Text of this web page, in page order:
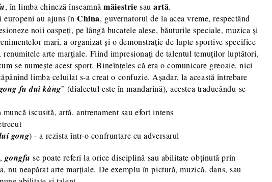
, în limba chineză înseamnămăiestrie sauartă.
europeni au ajuns înChina, guvernatorul de la acea vreme, respectând
noii oaspeți, pe lângă bucatele alese, băuturile speciale, muzica și
mari, a organizat și o demonstrație de lupte sportive specifice
arte marțiale. Fiind impresionați de talentul temuților luptători,
se numește acest sport. Bineînțeles că era o comunicare greoaie, nici
limba celuilat s-a creat o confuzie. Așadar, la această întrebare
fu duì kàng” (dialectul este în mandarină), acestea traducându-se
muncă iscusită, artă, antrenament sau efort intens
gong) - a rezista într-o confruntare cu adversarul
gongfu se poate referi la orice disciplină sau abilitate obținută prin
nu neapărat arte marțiale. De exemplu în pictură, muzică, dans, sau